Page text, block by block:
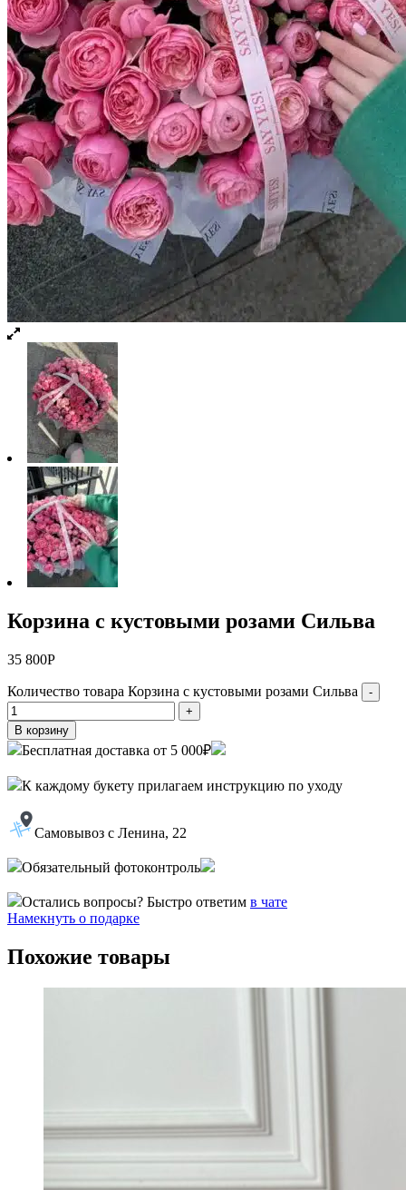
Корзина с кустовыми розами Сильва
35 800Р
Количество товара Корзина с кустовыми розами Сильва
-
+
В корзину
Бесплатная доставка от 5 000₽
К каждому букету прилагаем инструкцию по уходу
Самовывоз с Ленина, 22
Обязательный фотоконтроль
Остались вопросы? Быстро ответим в чате
Намекнуть о подарке
Похожие товары